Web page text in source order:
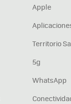
Apple
Territorio
5g
WhatsApp